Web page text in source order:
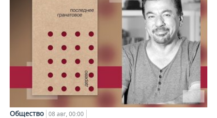
Общество 08 авг, 00:00